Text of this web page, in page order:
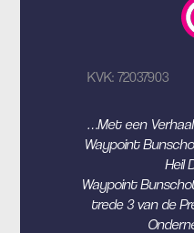
KVK: 72037903
…Met een
Waypoint
Heil
Waypoint
trede 3 van de